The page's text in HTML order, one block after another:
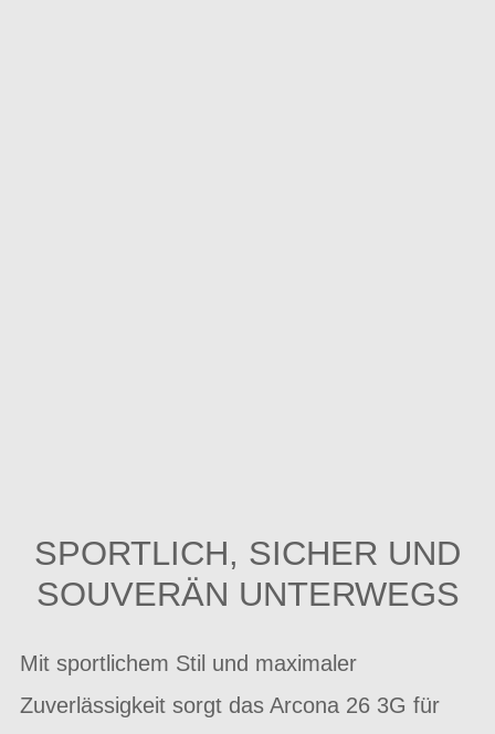
SPORTLICH, SICHER UND
SOUVERÄN UNTERWEGS
Mit sportlichem Stil und maximaler
Zuverlässigkeit sorgt das Arcona 26 3G für